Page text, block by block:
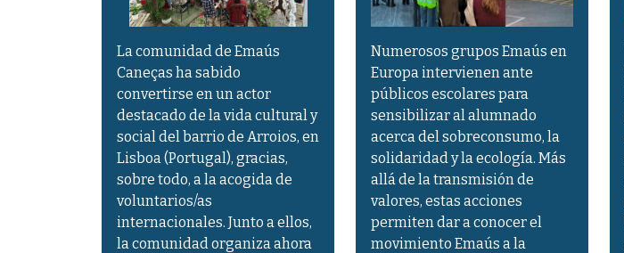
La comunidad de Emaús
Caneças ha sabido
convertirse en un actor
destacado de la vida cultural y
social del barrio de Arroios, en
Lisboa (Portugal), gracias,
sobre todo, a la acogida de
voluntarios/as
internacionales. Junto a ellos,
la comunidad organiza ahora
Numerosos grupos Emaús en
Europa intervienen ante
públicos escolares para
sensibilizar al alumnado
acerca del sobreconsumo, la
solidaridad y la ecología. Más
allá de la transmisión de
valores, estas acciones
permiten dar a conocer el
movimiento Emaús a la